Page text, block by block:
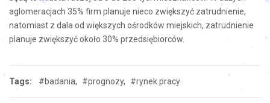
aglomeracjach 35% firm planuje nieco zwiększyć zatrudnienie,
natomiast z dala od większych ośrodków miejskich, zatrudnienie
planuje zwiększyć około 30% przedsiębiorców.
Tags: #badania, #prognozy, #rynek pracy